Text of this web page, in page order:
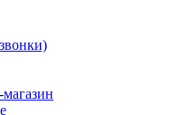
магазин